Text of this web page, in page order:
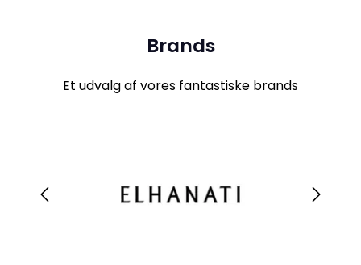
Brands
Et udvalg af vores fantastiske brands